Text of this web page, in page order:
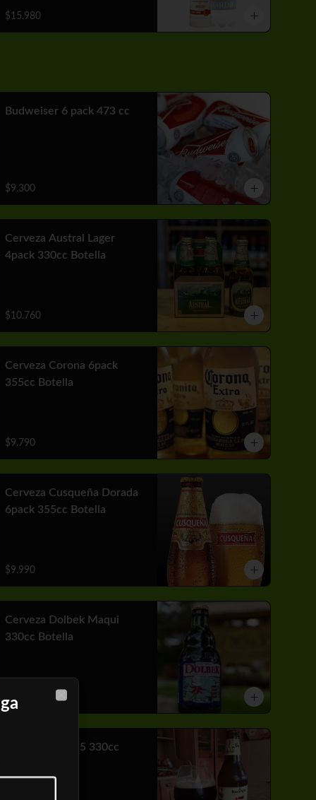
$15.980
Budweiser 6 pack 473 cc
$9.300
Cerveza Austral Lager
4pack 330cc Botella
$10.760
Cerveza Corona 6pack
355cc Botella
$9.790
Cerveza Cusqueña Dorada
6pack 355cc Botella
$9.990
Cerveza Dolbek Maqui
330cc Botella
$2.790
Cerveza Kross 5 330cc